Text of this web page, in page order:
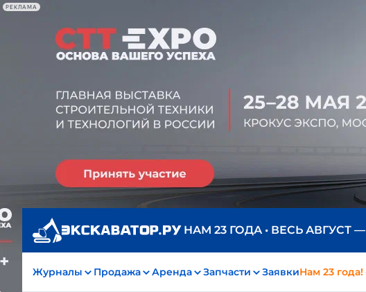
РЕКЛАМА
НАМ 23 ГОДА • ВЕСЬ АВГУСТ —
Журналы Продажа Аренда Запчасти ЗаявкиНам 23 года!